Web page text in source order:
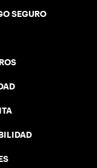
SEGURO